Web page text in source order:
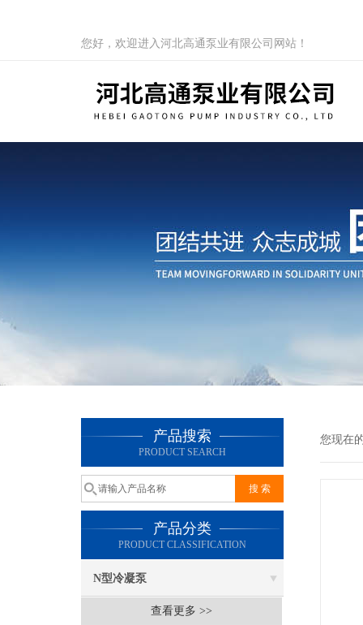
您好，欢迎进入河北高通泵业有限公司网站！
产品搜索
PRODUCT SEARCH
产品分类
PRODUCT CLASSIFICATION
N型冷凝泵
查看更多 >>
您现在